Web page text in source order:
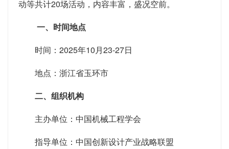
动等共计20场活动，内容丰富，盛况空前。
一、时间地点
时间：2025年10月23-27日
地点：浙江省玉环市
二、组织机构
主办单位：中国机械工程学会
指导单位：中国创新设计产业战略联盟